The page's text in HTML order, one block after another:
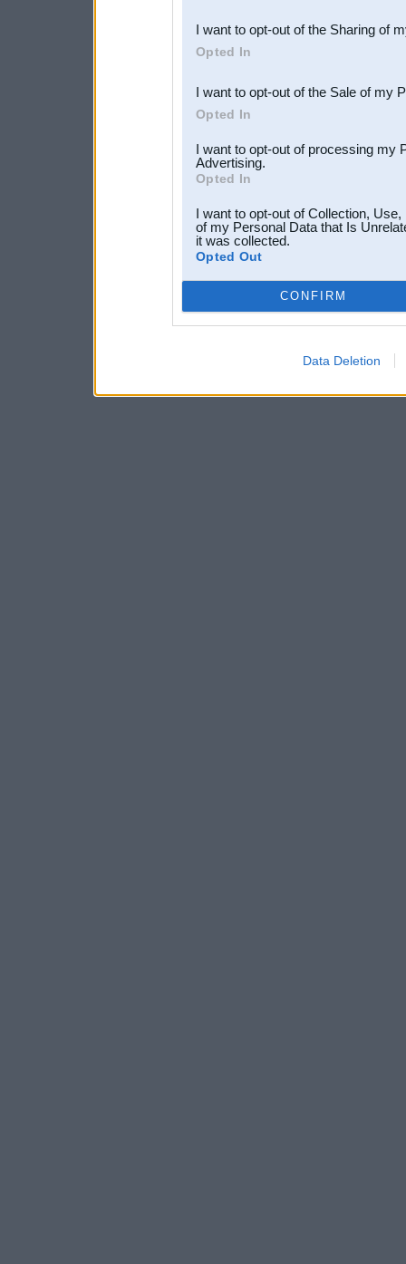
Downstream Participants
third parties.
I want to opt-out of the Sharing of
Opted In
I want to opt-out of the Sale of my
Opted In
I want to opt-out of processing my
Advertising.
Opted In
I want to opt-out of Collection,
of my Personal Data that Is
it was collected.
Opted Out
CONFIRM
Data Deletion